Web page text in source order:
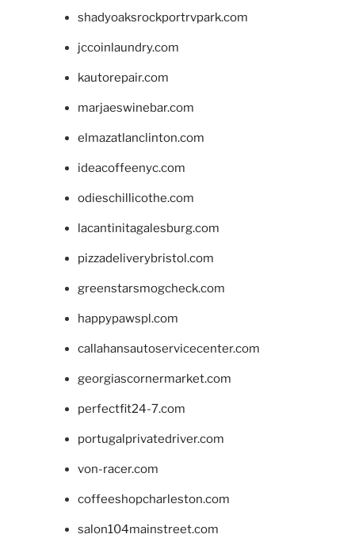
shadyoaksrockportrvpark.com
jccoinlaundry.com
kautorepair.com
marjaeswinebar.com
elmazatlanclinton.com
ideacoffeenyc.com
odieschillicothe.com
lacantinitagalesburg.com
pizzadeliverybristol.com
greenstarsmogcheck.com
happypawspl.com
callahansautoservicecenter.com
georgiascornermarket.com
perfectfit24-7.com
portugalprivatedriver.com
von-racer.com
coffeeshopcharleston.com
salon104mainstreet.com